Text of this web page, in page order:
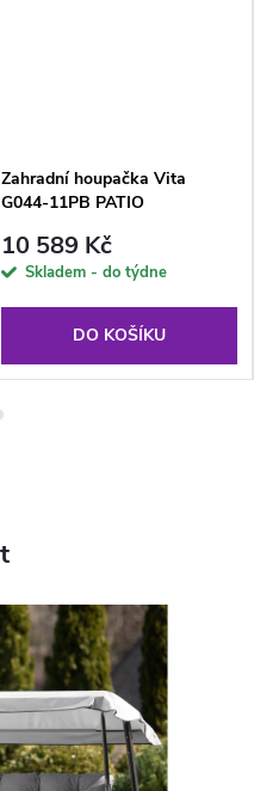
Zahradní houpačka Vita
G044-11PB PATIO
10 589 Kč
Skladem - do týdne
DO KOŠÍKU